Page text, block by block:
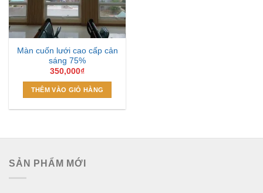
Màn cuốn lưới cao cấp cản
sáng 75%
350,000₫
THÊM VÀO GIỎ HÀNG
SẢN PHẨM MỚI